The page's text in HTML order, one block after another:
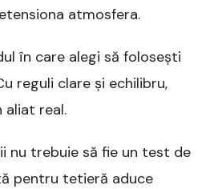
atmosfera.
în care alegi să folosești
reguli clare și echilibru,
aliat real.
nu trebuie să fie un test de
pentru tetieră aduce